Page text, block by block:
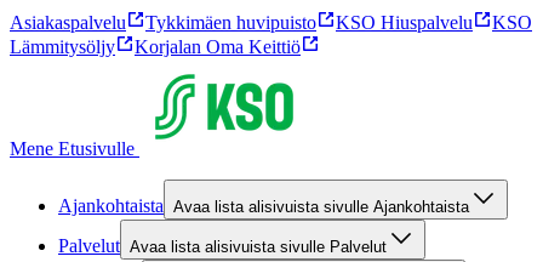
Asiakaspalvelu Tykkimäen huvipuisto KSO Hiuspalvelu
KSO
Lämmitysöljy
Korjalan Oma Keittiö
Mene Etusivulle
Ajankohtaista Avaa lista alisivuista sivulle Ajankohtaista
Palvelut Avaa lista alisivuista sivulle Palvelut